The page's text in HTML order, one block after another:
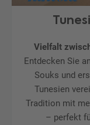
Vielfalt
Entdecken Sie
Souks und
Tunesien
Tradition mit
– perfekt